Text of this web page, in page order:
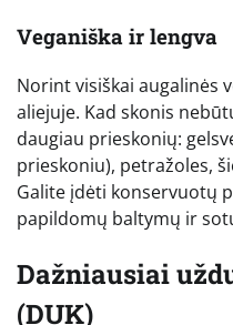
Veganiška ir lengva
Norint visiškai augalinės
aliejuje. Kad skonis
daugiau prieskonių:
prieskoniu), petražoles,
Galite įdėti konservuotų
papildomų baltymų ir
Dažniausiai
(DUK)